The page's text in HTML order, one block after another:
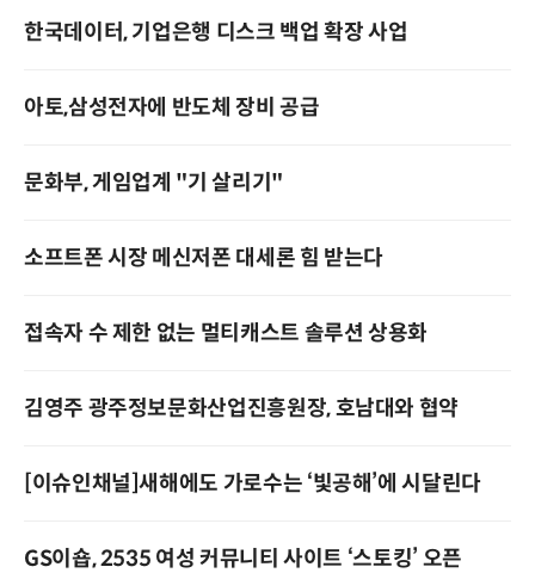
한국데이터, 기업은행 디스크 백업 확장 사업
아토,삼성전자에 반도체 장비 공급
문화부, 게임업계 "기 살리기"
소프트폰 시장 메신저폰 대세론 힘 받는다
접속자 수 제한 없는 멀티캐스트 솔루션 상용화
김영주 광주정보문화산업진흥원장, 호남대와 협약
[이슈인채널]새해에도 가로수는 ‘빛공해’에 시달린다
GS이숍, 2535 여성 커뮤니티 사이트 ‘스토킹’ 오픈